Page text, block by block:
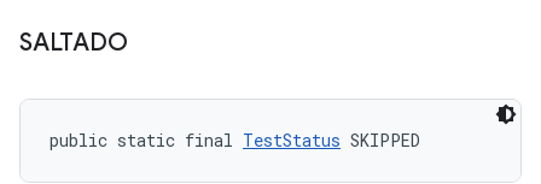
SALTADO
public static final TestStatus SKIPPED